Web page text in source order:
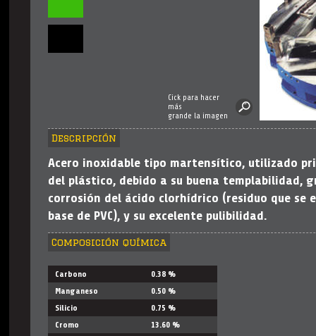
Cick para hacer
más
grande la imagen
Descripción
Acero inoxidable tipo martensítico, utilizado
del plástico, debido a su buena templabilidad,
corrosión del ácido clorhídrico (residuo que se
base de PVC), y su excelente pulibilidad.
Composición química
Carbono
0.38 %
Manganeso
0.50 %
Silicio
0.75 %
Cromo
13.60 %